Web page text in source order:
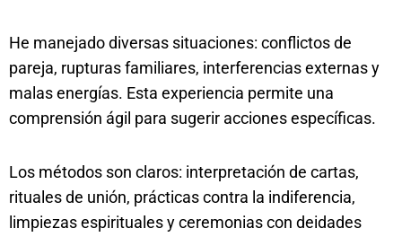
He manejado diversas situaciones: conflictos de
pareja, rupturas familiares, interferencias externas y
malas energías. Esta experiencia permite una
comprensión ágil para sugerir acciones específicas.
Los métodos son claros: interpretación de cartas,
rituales de unión, prácticas contra la indiferencia,
limpiezas espirituales y ceremonias con deidades